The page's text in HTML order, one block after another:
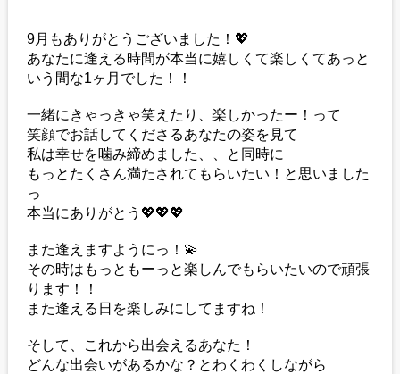
9月もありがとうございました！💖
あなたに逢える時間が本当に嬉しくて楽しくてあっと
いう間な1ヶ月でした！！
一緒にきゃっきゃ笑えたり、楽しかったー！って
笑顔でお話してくださるあなたの姿を見て
私は幸せを噛み締めました、、と同時に
もっとたくさん満たされてもらいたい！と思いました
っ
本当にありがとう💖💖💖
また逢えますようにっ！💫
その時はもっともーっと楽しんでもらいたいので頑張
ります！！
また逢える日を楽しみにしてますね！
そして、これから出会えるあなた！
どんな出会いがあるかな？とわくわくしながら